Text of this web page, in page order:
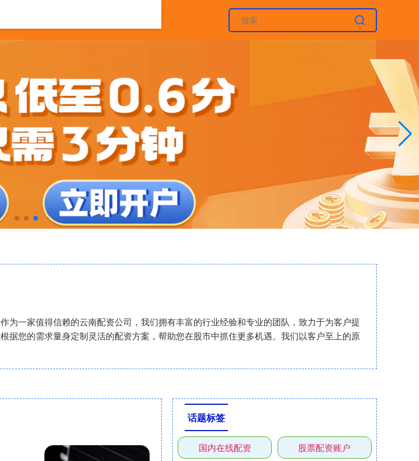
为一家值得信赖的云南配资公司，我们拥有丰富的行业经验和专业的团队，致力于为客户提
您的需求量身定制灵活的配资方案，帮助您在股市中抓住更多机遇。我们以客户至上的原
话题标签
国内在线配资 股票配资账户